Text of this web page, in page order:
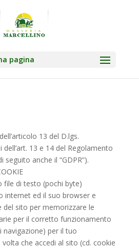
pagina
13 del D.lgs.
dell’art. 13 e 14 del Regolamento
seguito anche il “GDPR”).
file di testo (pochi byte)
internet ed il suo browser e
del sito per memorizzare le
per il corretto funzionamento
navigazione) per il tuo
che accedi al sito (cd. cookie